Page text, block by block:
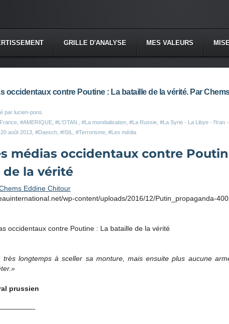
GRILLE D'ANALYSE MES VALEURS
occidentaux contre Poutine : La bataille de la vérité. Par
par lucien-pons
#AMERIQUE #L'OTAN. #La mondialisation #La Russie #La Syrie - La Libye - l'Iran -
août 2013 #Daesch #ISIL #Terrorisme #Les média
médias occidentaux contre
de la vérité
Eddine Chitour
wp-content/uploads/2016/12/Putin_propaganda-
très longtemps à sceller sa monture, mais ensuite plus aucune
prussien